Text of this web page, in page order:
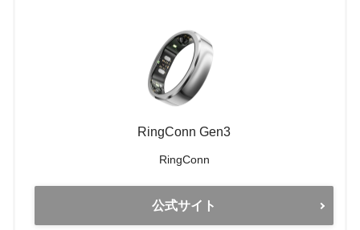
RingConn Gen3
RingConn
公式サイト